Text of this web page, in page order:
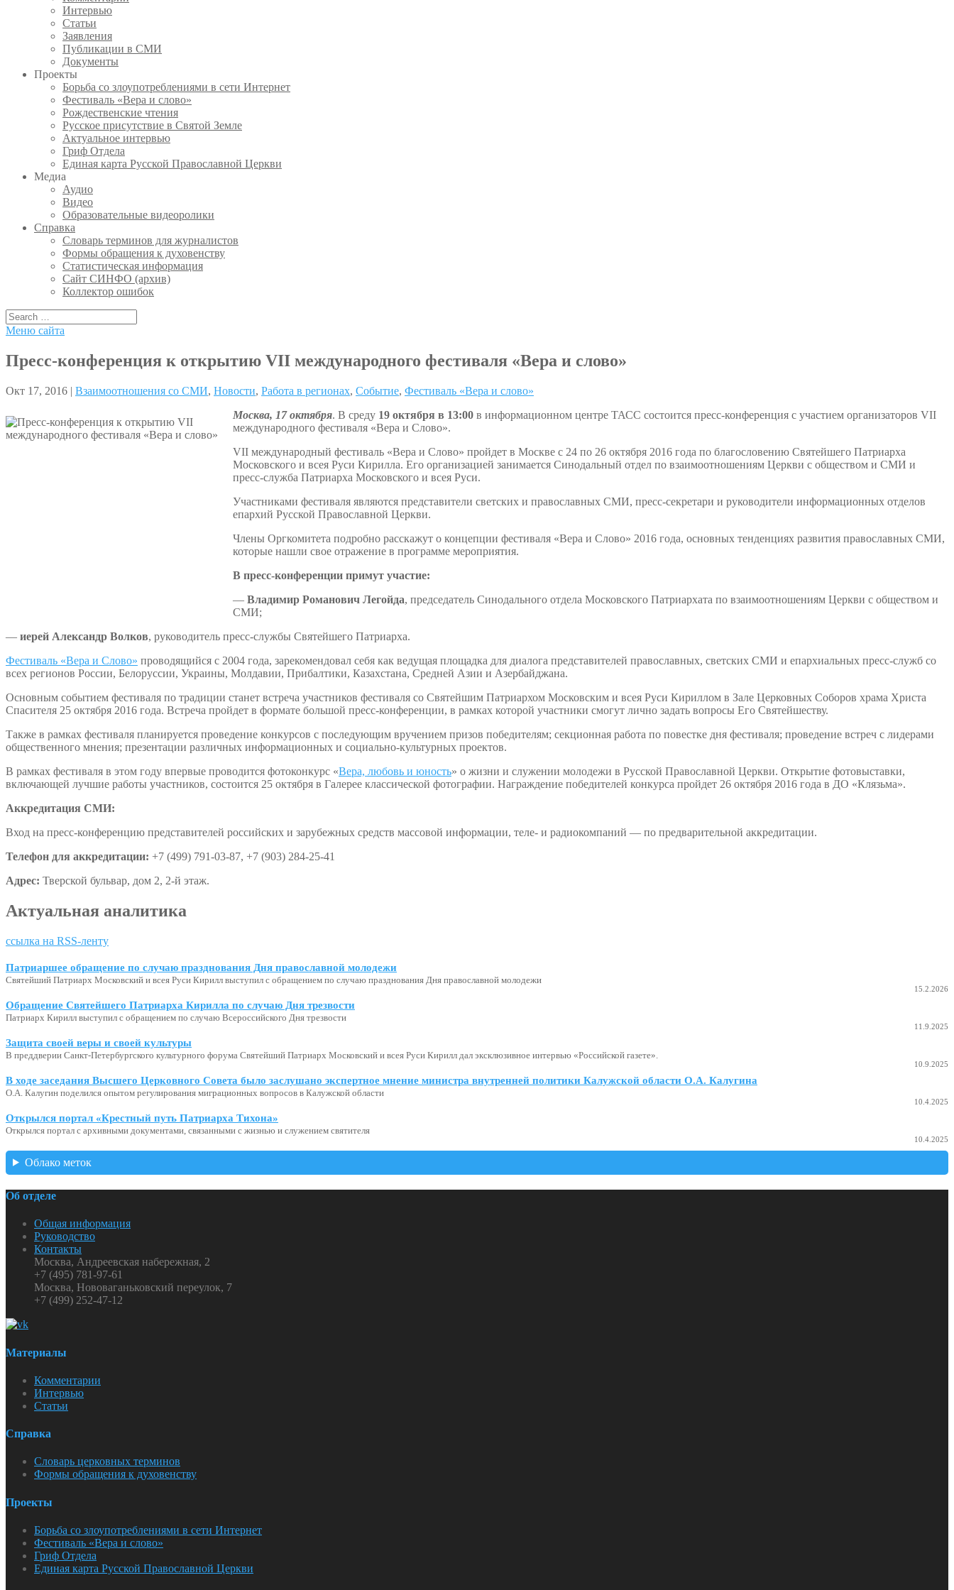
Интервью
Статьи
Заявления
Публикации в СМИ
Документы
Проекты
Борьба со злоупотреблениями в сети Интернет
Фестиваль «Вера и слово»
Рождественские чтения
Русское присутствие в Святой Земле
Актуальное интервью
Гриф Отдела
Единая карта Русской Православной Церкви
Медиа
Аудио
Видео
Образовательные видеоролики
Справка
Словарь терминов для журналистов
Формы обращения к духовенству
Статистическая информация
Сайт СИНФО (архив)
Коллектор ошибок
Меню сайта
Пресс-конференция к открытию VII международного фестиваля «Вера и слово»
Окт 17, 2016 | Взаимоотношения со СМИ, Новости, Работа в регионах, Событие, Фестиваль «Вера и слово»
Москва, 17 октября. В среду 19 октября в 13:00 в информационном центре ТАСС состоится пресс-конференция с участием организаторов VII
международного фестиваля «Вера и Слово».
VII международный фестиваль «Вера и Слово» пройдет в Москве с 24 по 26 октября 2016 года по благословению Святейшего Патриарха
Московского и всея Руси Кирилла. Его организацией занимается Синодальный отдел по взаимоотношениям Церкви с обществом и СМИ и
пресс-служба Патриарха Московского и всея Руси.
Участниками фестиваля являются представители светских и православных СМИ, пресс-секретари и руководители информационных отделов
епархий Русской Православной Церкви.
Члены Оргкомитета подробно расскажут о концепции фестиваля «Вера и Слово» 2016 года, основных тенденциях развития православных СМИ,
которые нашли свое отражение в программе мероприятия.
В пресс-конференции примут участие:
— Владимир Романович Легойда, председатель Синодального отдела Московского Патриархата по взаимоотношениям Церкви с обществом и
СМИ;
— иерей Александр Волков, руководитель пресс-службы Святейшего Патриарха.
Фестиваль «Вера и Слово» проводящийся с 2004 года, зарекомендовал себя как ведущая площадка для диалога представителей православных, светских СМИ и епархиальных пресс-служб со
всех регионов России, Белоруссии, Украины, Молдавии, Прибалтики, Казахстана, Средней Азии и Азербайджана.
Основным событием фестиваля по традиции станет встреча участников фестиваля со Святейшим Патриархом Московским и всея Руси Кириллом в Зале Церковных Соборов храма Христа
Спасителя 25 октября 2016 года. Встреча пройдет в формате большой пресс-конференции, в рамках которой участники смогут лично задать вопросы Его Святейшеству.
Также в рамках фестиваля планируется проведение конкурсов с последующим вручением призов победителям; секционная работа по повестке дня фестиваля; проведение встреч с лидерами
общественного мнения; презентации различных информационных и социально-культурных проектов.
В рамках фестиваля в этом году впервые проводится фотоконкурс «Вера, любовь и юность» о жизни и служении молодежи в Русской Православной Церкви. Открытие фотовыставки,
включающей лучшие работы участников, состоится 25 октября в Галерее классической фотографии. Награждение победителей конкурса пройдет 26 октября 2016 года в ДО «Клязьма».
Аккредитация СМИ:
Вход на пресс-конференцию представителей российских и зарубежных средств массовой информации, теле- и радиокомпаний — по предварительной аккредитации.
Телефон для аккредитации: +7 (499) 791-03-87, +7 (903) 284-25-41
Адрес: Тверской бульвар, дом 2, 2-й этаж.
Актуальная аналитика
ссылка на RSS-ленту
Патриаршее обращение по случаю празднования Дня православной молодежи
Святейший Патриарх Московский и всея Руси Кирилл выступил с обращением по случаю празднования Дня православной молодежи
15.2.2026
Обращение Святейшего Патриарха Кирилла по случаю Дня трезвости
Патриарх Кирилл выступил с обращением по случаю Всероссийского Дня трезвости
11.9.2025
Защита своей веры и своей культуры
В преддверии Санкт-Петербургского культурного форума Святейший Патриарх Московский и всея Руси Кирилл дал эксклюзивное интервью «Российской газете».
10.9.2025
В ходе заседания Высшего Церковного Совета было заслушано экспертное мнение министра внутренней политики Калужской области О.А. Калугина
О.А. Калугин поделился опытом регулирования миграционных вопросов в Калужской области
10.4.2025
Открылся портал «Крестный путь Патриарха Тихона»
Открылся портал с архивными документами, связанными с жизнью и служением святителя
10.4.2025
Облако меток
Об отделе
Общая информация
Руководство
Контакты
Москва, Андреевская набережная, 2
+7 (495) 781-97-61
Москва, Нововаганьковский переулок, 7
+7 (499) 252-47-12
Материалы
Комментарии
Интервью
Статьи
Справка
Словарь церковных терминов
Формы обращения к духовенству
Проекты
Борьба со злоупотреблениями в сети Интернет
Фестиваль «Вера и слово»
Гриф Отдела
Единая карта Русской Православной Церкви